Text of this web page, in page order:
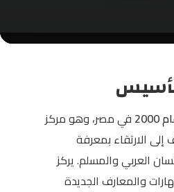
في مصر، وهو مركز
إلى الارتقاء بمعرفة
العربي والمسلم. يركز
والمعارف الجديدة